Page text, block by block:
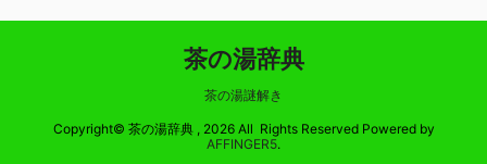
茶の湯辞典
茶の湯謎解き
Copyright© 茶の湯辞典 , 2026 All Rights Reserved Powered by
AFFINGER5.